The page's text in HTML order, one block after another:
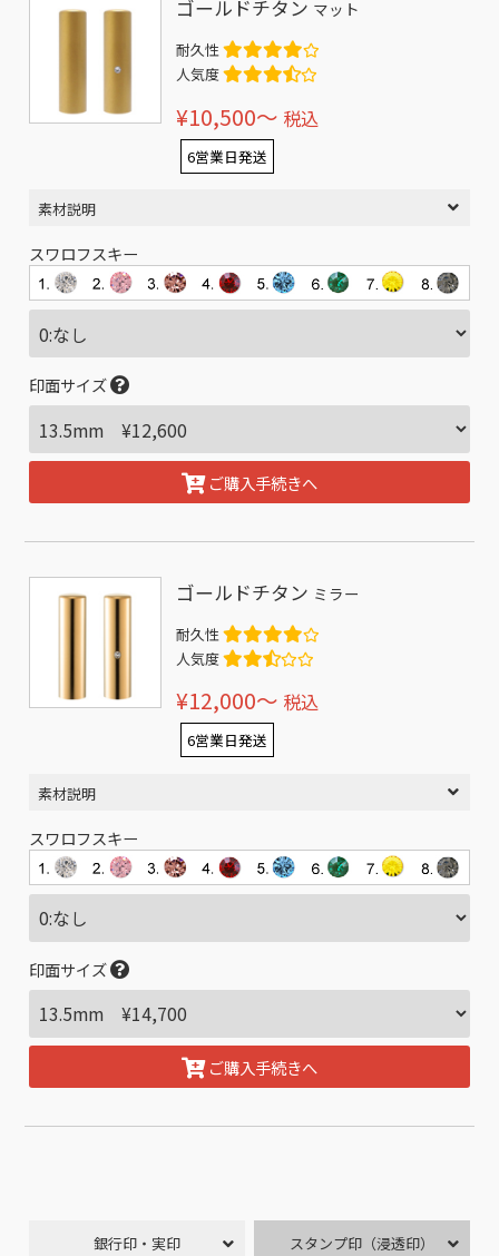
ゴールドチタン マット
耐久性
人気度
¥10,500〜 税込
6営業日発送
素材説明
スワロフスキー
印面サイズ
ご購入手続きへ
ゴールドチタン ミラー
耐久性
人気度
¥12,000〜 税込
6営業日発送
素材説明
スワロフスキー
印面サイズ
ご購入手続きへ
銀行印・実印 スタンプ印（浸透印）